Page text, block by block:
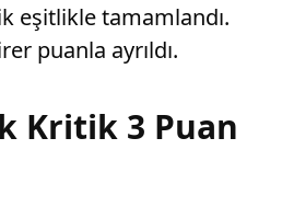
eşitlikle tamamlandı.
puanla ayrıldı.
Kritik 3 Puan